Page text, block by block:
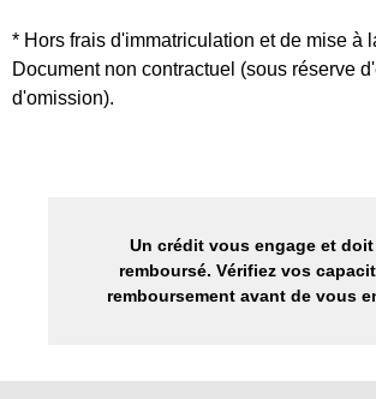
* Hors frais d'immatriculation et de mise à
Document non contractuel (sous réserve
d'omission).
Un crédit vous engage et doit
remboursé. Vérifiez vos
remboursement avant de vous